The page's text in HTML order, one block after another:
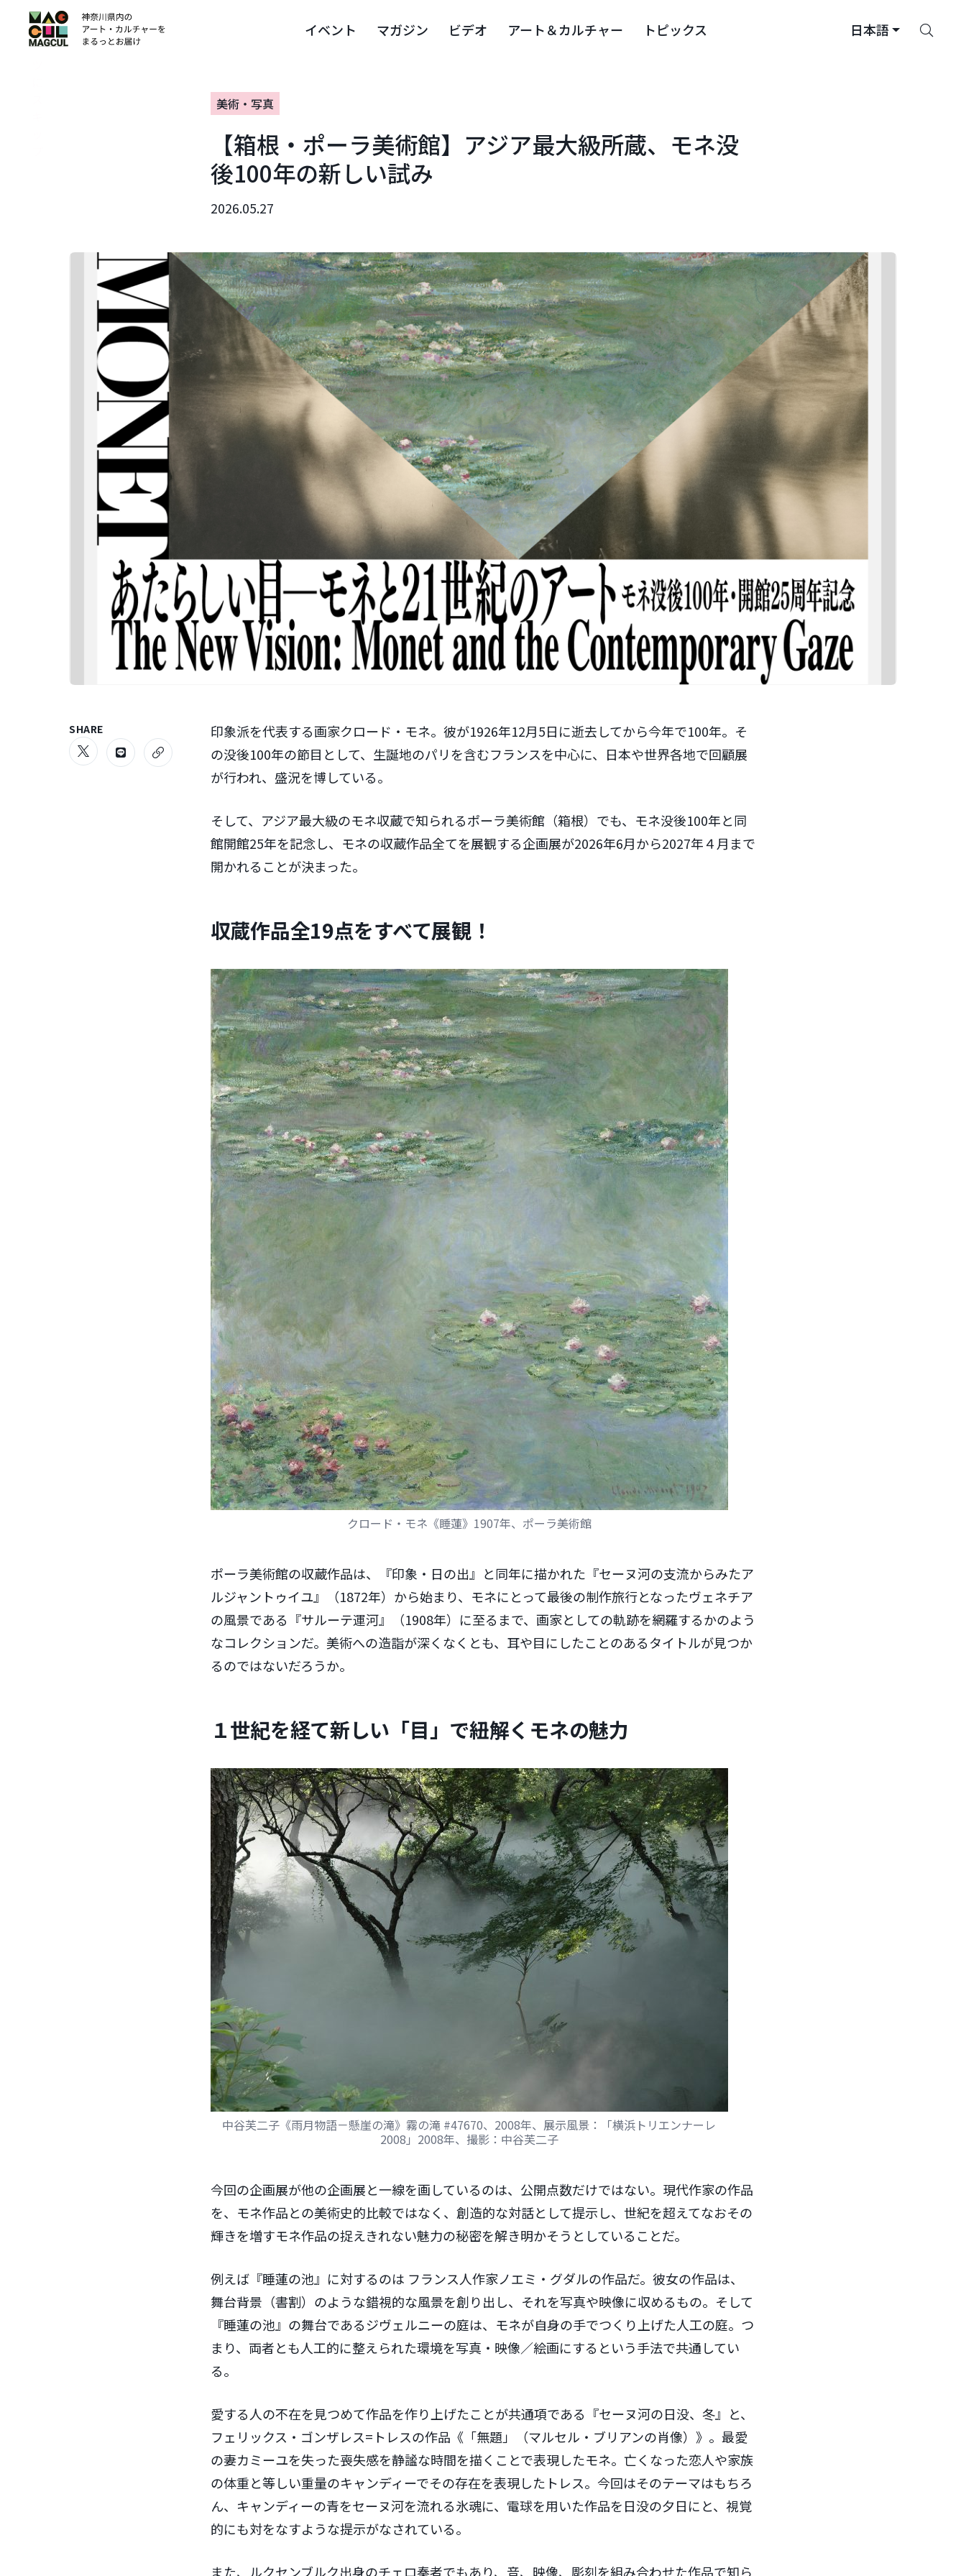
イベント マガジン ビデオ アート＆カルチャー トピックス 日本語
が
ン
テ
ン
美術・写真
【箱根・ポーラ美術館】アジア最大級所蔵、モネ没
後100年の新しい試み
2026.05.27
印象派を代表する画家クロード・モネ。彼が1926年12月5日に逝去してから今年で100年。そ
の没後100年の節目として、生誕地のパリを含むフランスを中心に、日本や世界各地で回顧展
が行われ、盛況を博している。
そして、アジア最大級のモネ収蔵で知られるポーラ美術館（箱根）でも、モネ没後100年と同
館開館25年を記念し、モネの収蔵作品全てを展観する企画展が2026年6月から2027年４月まで
開かれることが決まった。
収蔵作品全19点をすべて展観！
クロード・モネ《睡蓮》1907年、ポーラ美術館
ポーラ美術館の収蔵作品は、『印象・日の出』と同年に描かれた『セーヌ河の支流からみたア
ルジャントゥイユ』（1872年）から始まり、モネにとって最後の制作旅行となったヴェネチア
の風景である『サルーテ運河』（1908年）に至るまで、画家としての軌跡を網羅するかのよう
なコレクションだ。美術への造詣が深くなくとも、耳や目にしたことのあるタイトルが見つか
るのではないだろうか。
１世紀を経て新しい「目」で紐解くモネの魅力
中谷芙二子《雨月物語－懸崖の滝》霧の滝 #47670、2008年、展示風景：「横浜トリエンナーレ
2008」2008年、撮影：中谷芙二子
今回の企画展が他の企画展と一線を画しているのは、公開点数だけではない。現代作家の作品
を、モネ作品との美術史的比較ではなく、創造的な対話として提示し、世紀を超えてなおその
輝きを増すモネ作品の捉えきれない魅力の秘密を解き明かそうとしていることだ。
例えば『睡蓮の池』に対するのは フランス人作家ノエミ・グダルの作品だ。彼女の作品は、
舞台背景（書割）のような錯視的な風景を創り出し、それを写真や映像に収めるもの。そして
『睡蓮の池』の舞台であるジヴェルニーの庭は、モネが自身の手でつくり上げた人工の庭。つ
まり、両者とも人工的に整えられた環境を写真・映像／絵画にするという手法で共通してい
る。
愛する人の不在を見つめて作品を作り上げたことが共通項である『セーヌ河の日没、冬』と、
フェリックス・ゴンザレス=トレスの作品《「無題」（マルセル・ブリアンの肖像）》。最愛
の妻カミーユを失った喪失感を静謐な時間を描くことで表現したモネ。亡くなった恋人や家族
の体重と等しい重量のキャンディーでその存在を表現したトレス。今回はそのテーマはもちろ
ん、キャンディーの青をセーヌ河を流れる氷魂に、電球を用いた作品を日没の夕日にと、視覚
的にも対をなすような提示がなされている。
また、ルクセンブルク出身のチェロ奏者でもあり、音、映像、彫刻を組み合わせた作品で知ら
SHARE